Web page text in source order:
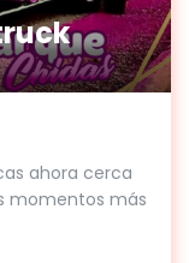
ahora cerca
momentos más